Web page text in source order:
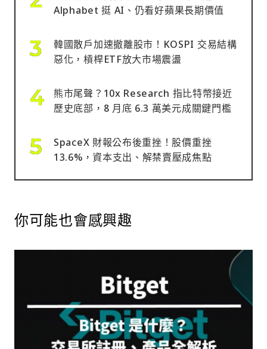
Alphabet 挺 AI、仍看好蘋果長期價值
韓國散戶加速撤離股市！KOSPI 交易結構
惡化，槓桿ETF放大市場震盪
熊市尾聲？10x Research 指比特幣接近
歷史底部，8 月底 6.3 萬美元成關鍵門檻
SpaceX 財報公布後重挫！股價重挫
13.6%，資本支出、解禁賣壓成焦點
你可能也會感興趣